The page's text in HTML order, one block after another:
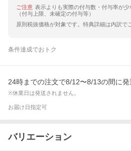
ご注意 表示よりも実際の付与数・付与率が
（付与上限、未確定の付与等）
原則税抜価格が対象です。特典詳細は内訳で
条件達成でおトク
24時までの注文で8/12〜8/13の間に発
※休業日は発送されません。
お届け日指定可
バリエーション